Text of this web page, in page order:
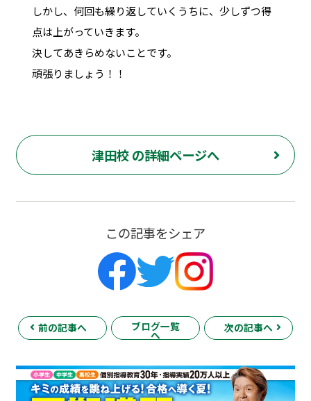
しかし、何回も繰り返していくうちに、少しずつ得
点は上がっていきます。
決してあきらめないことです。
頑張りましょう！！
津田校 の詳細ページへ
この記事をシェア
前の記事へ ブログ一覧
へ
次の記事へ